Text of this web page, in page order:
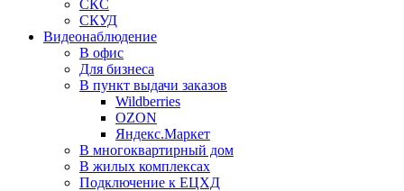
СКС
СКУД
Видеонаблюдение
В офис
Для бизнеса
В пункт выдачи заказов
Wildberries
OZON
Яндекс.Маркет
В многоквартирный дом
В жилых комплексах
Подключение к ЕЦХД